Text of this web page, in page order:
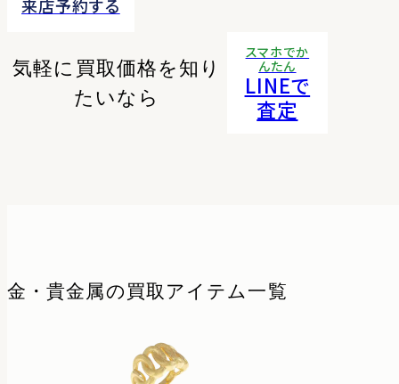
来店予約する
気軽に買取価格を知り
たいなら
スマホでか
んたん
LINEで
査定
金・貴金属の 買取アイテム一覧